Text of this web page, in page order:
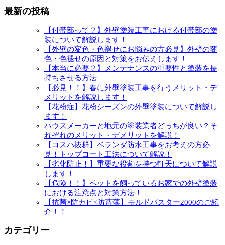
最新の投稿
【付帯部って？】外壁塗装工事における付帯部の塗
装について解説します！
【外壁の変色・色褪せにお悩みの方必見】外壁の変
色・色褪せの原因と対策をお伝えします！
【本当に必要？】メンテナンスの重要性と塗装を長
持ちさせる方法
【必見！！】春に外壁塗装工事を行うメリット・デ
メリットを解説します！
【花粉症】花粉シーズンの外壁塗装について解説し
ます！
ハウスメーカーと地元の塗装業者どっちが良い？そ
れぞれのメリット・デメリットを解説！
【コスパ抜群】ベランダ防水工事をお考えの方必
見！トップコート工法について解説！
【劣化防止！】重要な役割を持つ軒天について解説
します！
【危険！！】ペットを飼っているお家での外壁塗装
における注意点と対策方法！
【抗菌×防カビ×防苔藻】モルドバスター2000のご紹
介！！
カテゴリー